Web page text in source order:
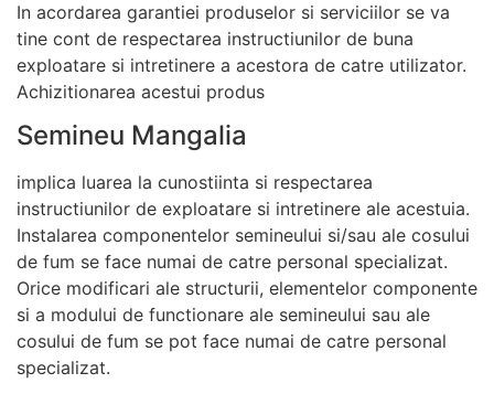
In acordarea garantiei produselor si serviciilor se va
tine cont de respectarea instructiunilor de buna
exploatare si intretinere a acestora de catre utilizator.
Achizitionarea acestui produs
Semineu Mangalia
implica luarea la cunostiinta si respectarea
instructiunilor de exploatare si intretinere ale acestuia.
Instalarea componentelor semineului si/sau ale cosului
de fum se face numai de catre personal specializat.
Orice modificari ale structurii, elementelor componente
si a modului de functionare ale semineului sau ale
cosului de fum se pot face numai de catre personal
specializat.
șansa de a
vedea conținut
și oferte
personalizate.